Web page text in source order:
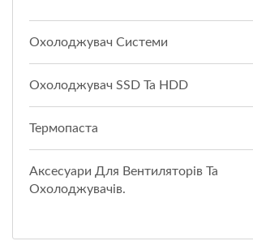
Охолоджувач Системи
Охолоджувач SSD Та HDD
Термопаста
Аксесуари Для Вентиляторів Та
Охолоджувачів.